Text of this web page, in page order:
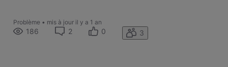
Problème • mis à jour il y a 1 an
186 2 0 3